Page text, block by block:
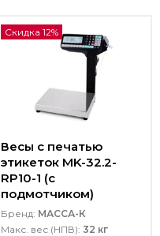
Скидка 12%
Весы с печатью
этикеток MK-32.2-
RP10-1 (с
подмотчиком)
Бренд: МАССА-К
Макс. вес (НПВ): 32 кг